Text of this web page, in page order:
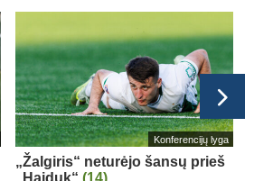
Konferencijų lyga
„Žalgiris“ neturėjo šansų prieš
„Hajduk“ (14)